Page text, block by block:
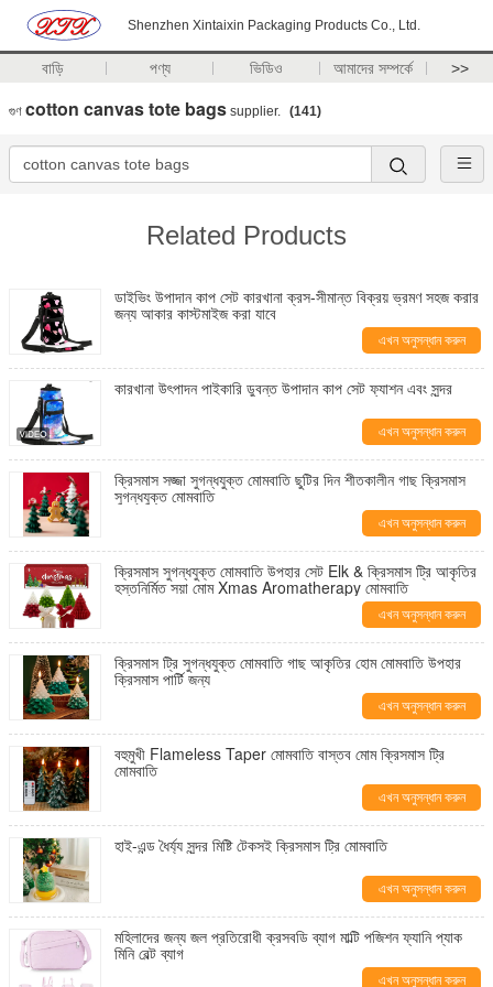
Shenzhen Xintaixin Packaging Products Co., Ltd.
বাড়ি পণ্য ভিডিও আমাদের সম্পর্কে >>
গুণ cotton canvas tote bags supplier. (141)
Related Products
ডাইভিং উপাদান কাপ সেট কারখানা ক্রস-সীমান্ত বিক্রয় ভ্রমণ সহজ করার
জন্য আকার কাস্টমাইজ করা যাবে
এখন অনুসন্ধান করুন
কারখানা উৎপাদন পাইকারি ডুবন্ত উপাদান কাপ সেট ফ্যাশন এবং সুন্দর
এখন অনুসন্ধান করুন
ক্রিসমাস সজ্জা সুগন্ধযুক্ত মোমবাতি ছুটির দিন শীতকালীন গাছ ক্রিসমাস
সুগন্ধযুক্ত মোমবাতি
এখন অনুসন্ধান করুন
ক্রিসমাস সুগন্ধযুক্ত মোমবাতি উপহার সেট Elk & ক্রিসমাস ট্রি আকৃতির
হস্তনির্মিত সয়া মোম Xmas Aromatherapy মোমবাতি
এখন অনুসন্ধান করুন
ক্রিসমাস ট্রি সুগন্ধযুক্ত মোমবাতি গাছ আকৃতির হোম মোমবাতি উপহার
ক্রিসমাস পার্টি জন্য
এখন অনুসন্ধান করুন
বহুমুখী Flameless Taper মোমবাতি বাস্তব মোম ক্রিসমাস ট্রি
মোমবাতি
এখন অনুসন্ধান করুন
হাই-এন্ড ধৈর্য্য সুন্দর মিষ্টি টেকসই ক্রিসমাস ট্রি মোমবাতি
এখন অনুসন্ধান করুন
মহিলাদের জন্য জল প্রতিরোধী ক্রসবডি ব্যাগ মাল্টি পজিশন ফ্যানি প্যাক
মিনি বেল্ট ব্যাগ
এখন অনুসন্ধান করুন